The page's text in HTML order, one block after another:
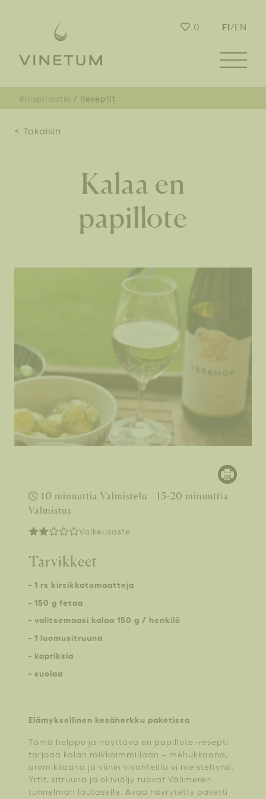
0 FI/EN
#Inspiraatio Reseptit
< Takaisin
Kalaa en
papillote
10 minuuttia Valmistelu
15-20 minuuttia
Valmistus
Vaikeusaste
Tarvikkeet
- 1 rs kirsikkatomaatteja
- 150 g fetaa
- valitsemaasi kalaa 150 g / henkilö
- 1 luomusitruuna
- kapriksia
- suolaa
Elämyksellinen kesäherkku paketissa
Tämä helppo ja näyttävä en papillote -resepti
tarjoaa kalan raikkaimmillaan – mehukkaana,
aromikkaana ja viinin vivahteilla viimeisteltynä.
Yrtit, sitruuna ja oliiviöljy tuovat Välimeren
tunnelman lautaselle. Avaa höyrytetty paketti